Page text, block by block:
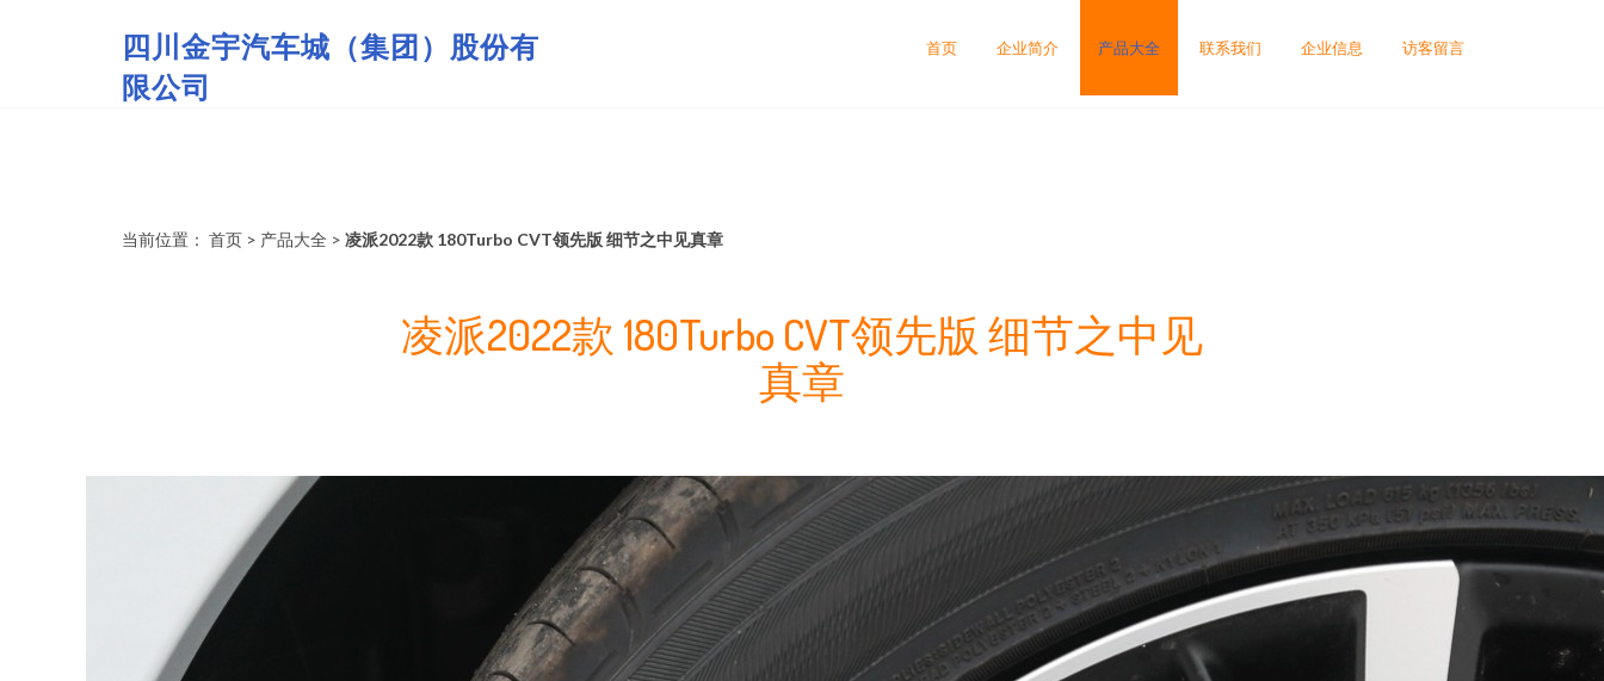
四川金宇汽车城（集团）股份有
限公司
首页 企业简介 产品大全 联系我们 企业信息 访客留言
当前位置： 首页 > 产品大全 > 凌派2022款 180Turbo CVT领先版 细节之中见真章
凌派2022款 180Turbo CVT领先版 细节之中见
真章